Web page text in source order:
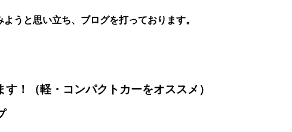
うと思い立ち、ブログを打っております。
（軽・コンパクトカーをオススメ）